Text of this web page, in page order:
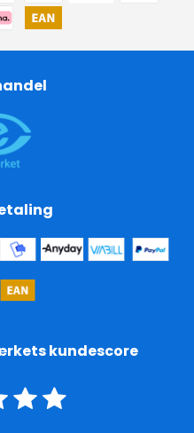
kundescore